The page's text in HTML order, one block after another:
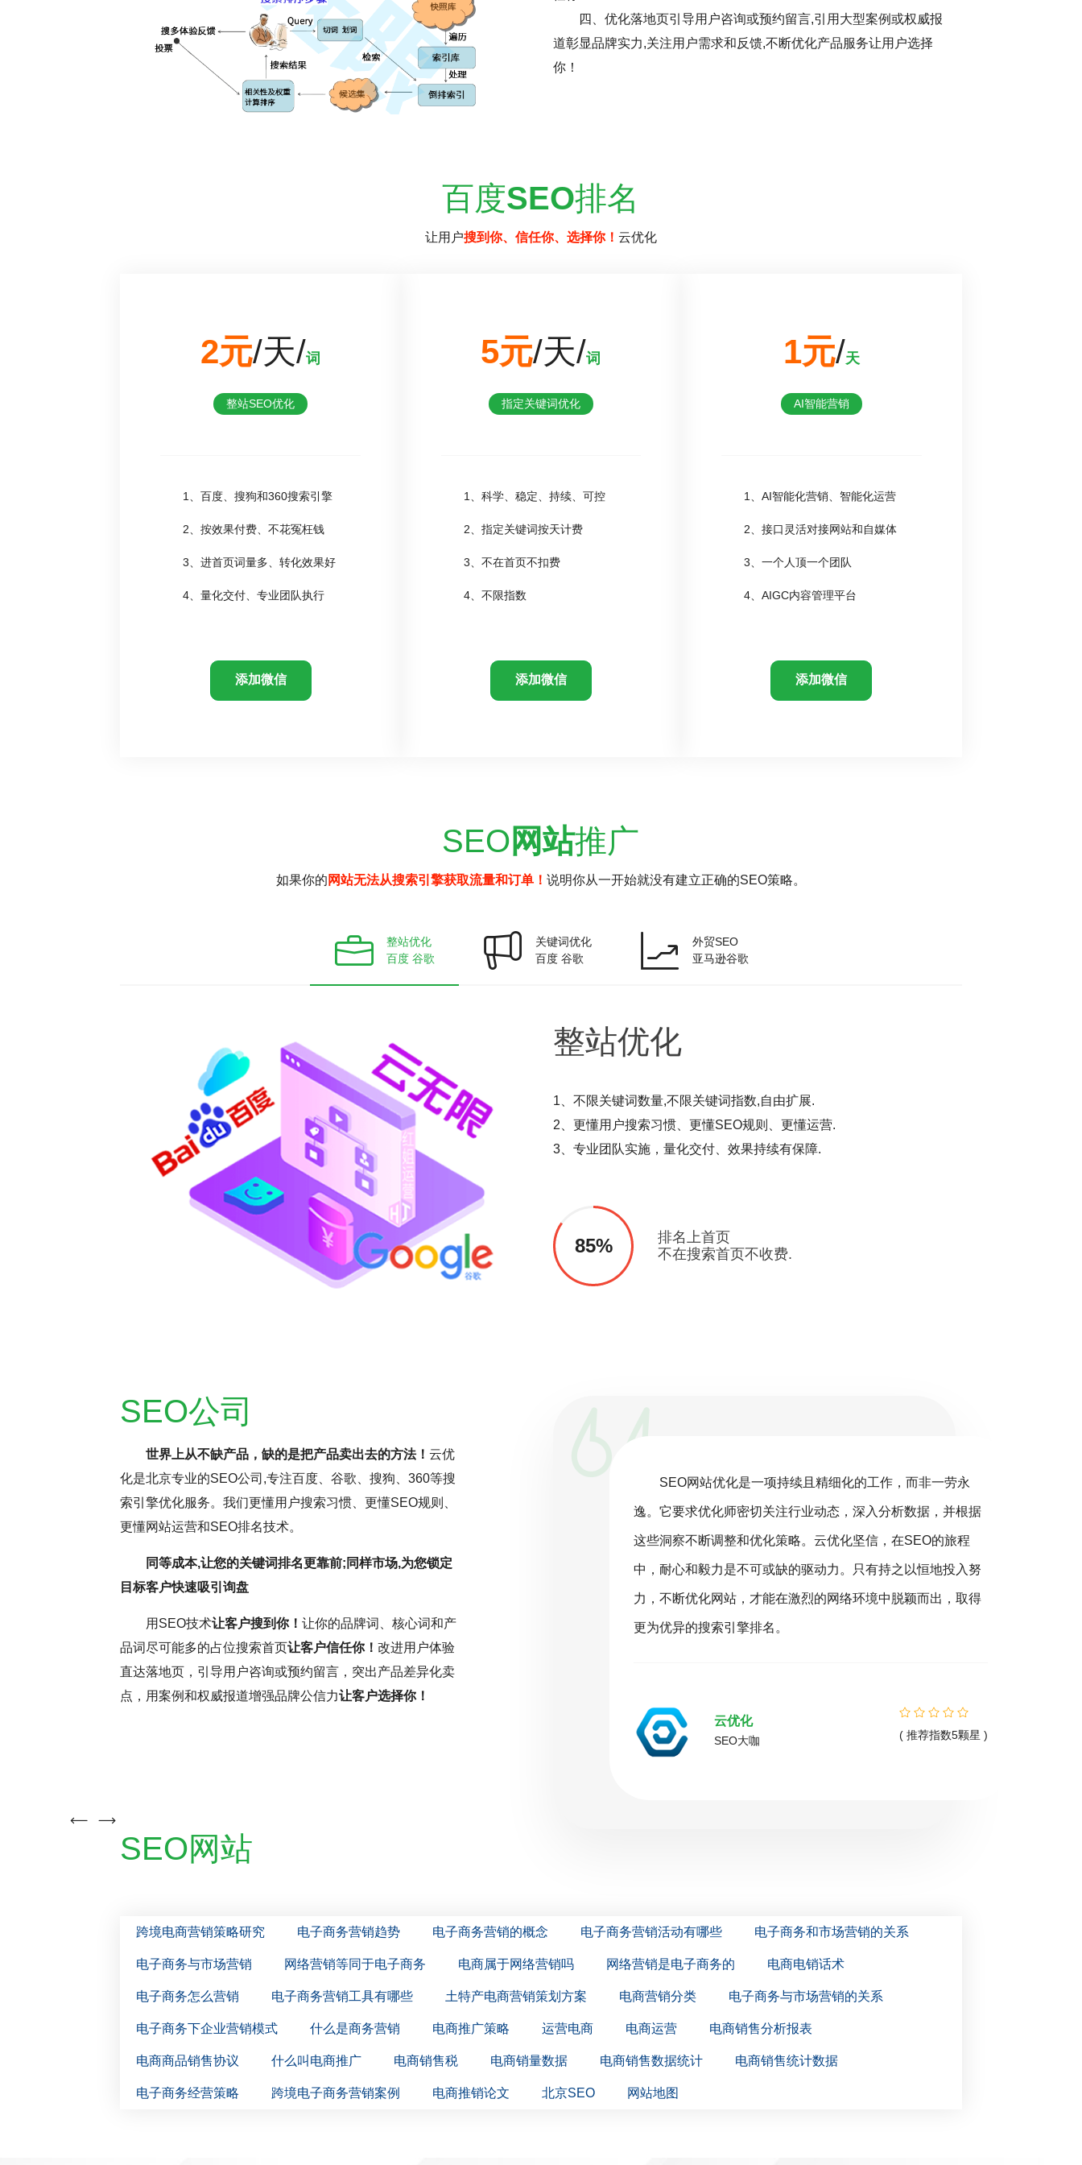
四、优化落地页引导用户咨询或预约留言,引用大型案例或权威报
道彰显品牌实力,关注用户需求和反馈,不断优化产品服务让用户选择
你！
百度SEO排名
让用户搜到你、信任你、选择你！ 云优化
2元/天/词
整站SEO优化
1、百度、搜狗和360搜索引擎
2、按效果付费、不花冤枉钱
3、进首页词量多、转化效果好
4、量化交付、专业团队执行
添加微信
5元/天/词
指定关键词优化
1、科学、稳定、持续、可控
2、指定关键词按天计费
3、不在首页不扣费
4、不限指数
添加微信
1元/天
AI智能营销
1、AI智能化营销、智能化运营
2、接口灵活对接网站和自媒体
3、一个人顶一个团队
4、AIGC内容管理平台
添加微信
SEO 网站推广
如果你的 网站无法从搜索引擎获取流量和订单！ 说明你从一开始就没有建立正确的SEO策略。
整站优化
百度 谷歌
关键词优化
百度 谷歌
外贸SEO
亚马逊谷歌
整站优化
1、不限关键词数量,不限关键词指数,自由扩展.
2、更懂用户搜索习惯、更懂SEO规则、更懂运营.
3、专业团队实施，量化交付、效果持续有保障.
85%
排名上首页
不在搜索首页不收费.
SEO公司
世界上从不缺产品，缺的是把产品卖出去的方法！云优
化是北京专业的SEO公司,专注百度、谷歌、搜狗、360等搜
索引擎优化服务。我们更懂用户搜索习惯、更懂SEO规则、
更懂网站运营和SEO排名技术。
同等成本,让您的关键词排名更靠前;同样市场,为您锁定
目标客户快速吸引询盘
用SEO技术让客户搜到你！让你的品牌词、核心词和产
品词尽可能多的占位搜索首页让客户信任你！改进用户体验
直达落地页，引导用户咨询或预约留言，突出产品差异化卖
点，用案例和权威报道增强品牌公信力让客户选择你！
持疑，但云优化认为，这更多与网
名虽受多因素影响，但正确思维和
和搜索引擎规则，可提升网站转
略将助力网站取得更好效果。
( 推荐指数5颗星 )
SEO网站优化是一项持续且精细化的工作，而非一劳永
逸。它要求优化师密切关注行业动态，深入分析数据，并根据
中，耐心和毅力是不可或缺的驱动力。只有持之以恒地投入努
更为优异的搜索引擎排名。
搜索引擎优化聚焦于站内优化、站外SEO及搜索体验。以
客户为中心，追求转化价值最大化，遵循用户需求和搜索规
则，是成功的关键。文章作为优化的一环，不仅要满足读者，
还需符合搜索引擎抓取规则。被收录的文章才有机会参与排
序。因此，明确主题、合理结构、段落清晰，并结合关键词与
主题的SEO规则创作，是文章发布的必备要素。
优化易
SEO专家 ( 推荐指数5颗星 )
SEO网站
跨境电商营销策略研究 电子商务营销趋势 电子商务营销的概念 电子商务营销活动有哪些 电子商务和市场营销的关系
电子商务与市场营销 网络营销等同于电子商务 电商属于网络营销吗 网络营销是电子商务的 电商电销话术
电子商务怎么营销 电子商务营销工具有哪些 土特产电商营销策划方案 电商营销分类 电子商务与市场营销的关系
电子商务下企业营销模式 什么是商务营销 电商推广策略 运营电商 电商运营 电商销售分析报表
电商商品销售协议 什么叫电商推广 电商销售税 电商销量数据 电商销售数据统计 电商销售统计数据
电子商务经营策略 跨境电子商务营销案例 电商推销论文 北京SEO 网站地图